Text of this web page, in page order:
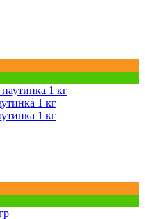
1 кг
1 кг